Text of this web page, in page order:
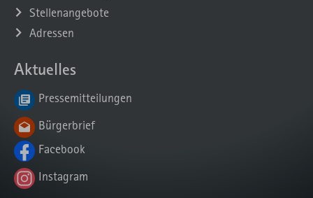
Stellenangebote
Adressen
Aktuelles
Pressemitteilungen
Bürgerbrief
Facebook
Instagram